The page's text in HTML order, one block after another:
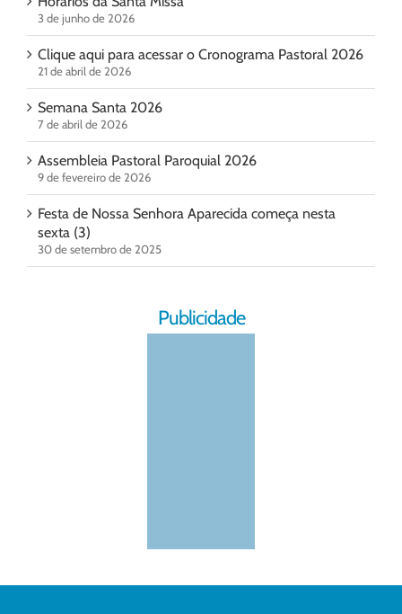
3 de junho de 2026
Clique aqui para acessar o Cronograma Pastoral 2026
21 de abril de 2026
Semana Santa 2026
7 de abril de 2026
Assembleia Pastoral Paroquial 2026
9 de fevereiro de 2026
Festa de Nossa Senhora Aparecida começa nesta
sexta (3)
30 de setembro de 2025
Publicidade